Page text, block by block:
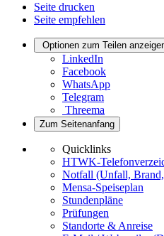
Seite drucken
Seite empfehlen
Optionen zum Teilen
LinkedIn
Facebook
WhatsApp
Telegram
Threema
Zum Seitenanfang
Quicklinks
HTWK-
Notfall (Unfall,
Mensa-Speiseplan
Stundenpläne
Prüfungen
Standorte & Anreise